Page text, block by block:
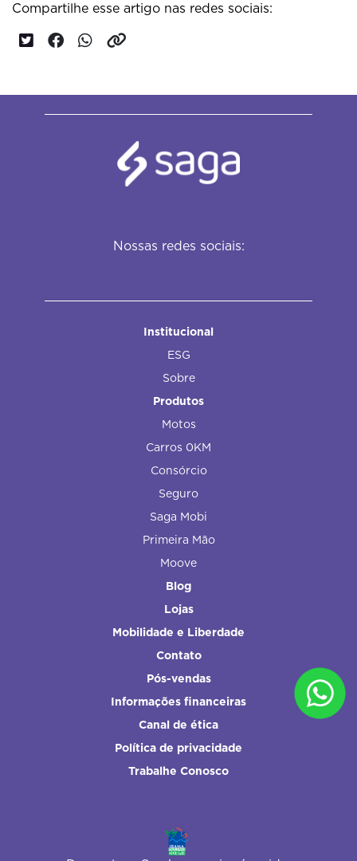
Compartilhe esse artigo nas redes sociais:
Nossas redes sociais:
Institucional
ESG
Sobre
Produtos
Motos
Carros 0KM
Consórcio
Seguro
Saga Mobi
Primeira Mão
Moove
Blog
Lojas
Mobilidade e Liberdade
Contato
Pós-vendas
Informações financeiras
Canal de ética
Política de privacidade
Trabalhe Conosco